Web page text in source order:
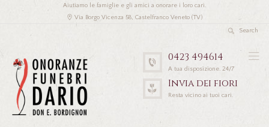
Aiutiamo le famiglie e gli amici a onorare i loro cari.
Via Borgo Vicenza 58, Castelfranco Veneto (TV)
0423 494614
A tua disposizione. 24/7
Invia dei fiori
Resta vicino ai tuoi cari.